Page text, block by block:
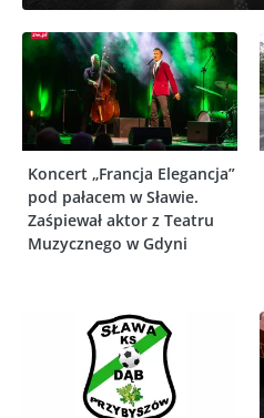
Koncert „Francja Elegancja”
pod pałacem w Sławie.
Zaśpiewał aktor z Teatru
Muzycznego w Gdyni